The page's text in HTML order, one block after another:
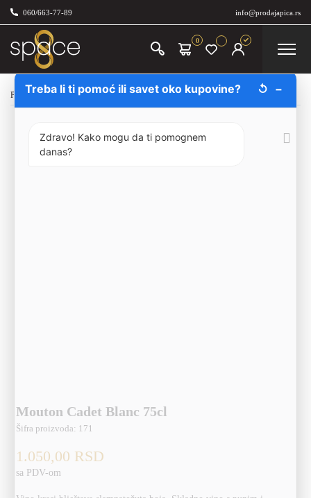
060/663-77-89 info@prodajapica.rs
0
Početna /Prodaja vina/Bela vina/ Mouton Cadet Blanc 75cl
Mouton Cadet Blanc 75cl
Šifra proizvoda: 171
1.050,00 RSD
sa PDV-om
Treba li ti pomoć ili savet oko kupovine? ↺ −
Zdravo! Kako mogu da ti pomognem
danas?